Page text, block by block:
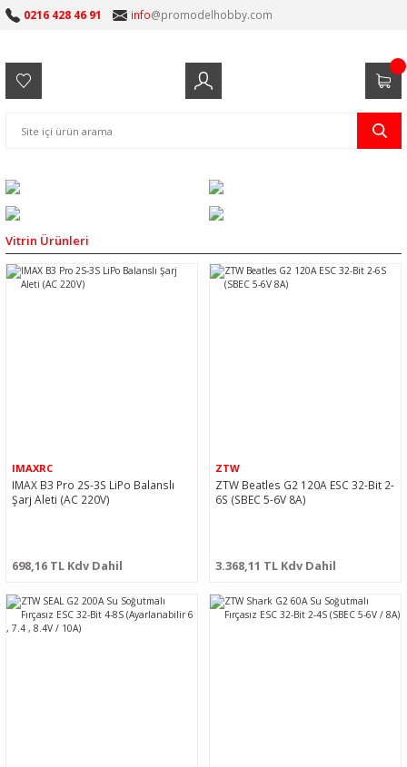
0216 428 46 91 info@promodelhobby.com
Vitrin Ürünleri
IMAXRC
IMAX B3 Pro 2S-3S LiPo Balanslı
Şarj Aleti (AC 220V)
698,16 TL Kdv Dahil
ZTW
ZTW Beatles G2 120A ESC 32-Bit 2-
6S (SBEC 5-6V 8A)
3.368,11 TL Kdv Dahil